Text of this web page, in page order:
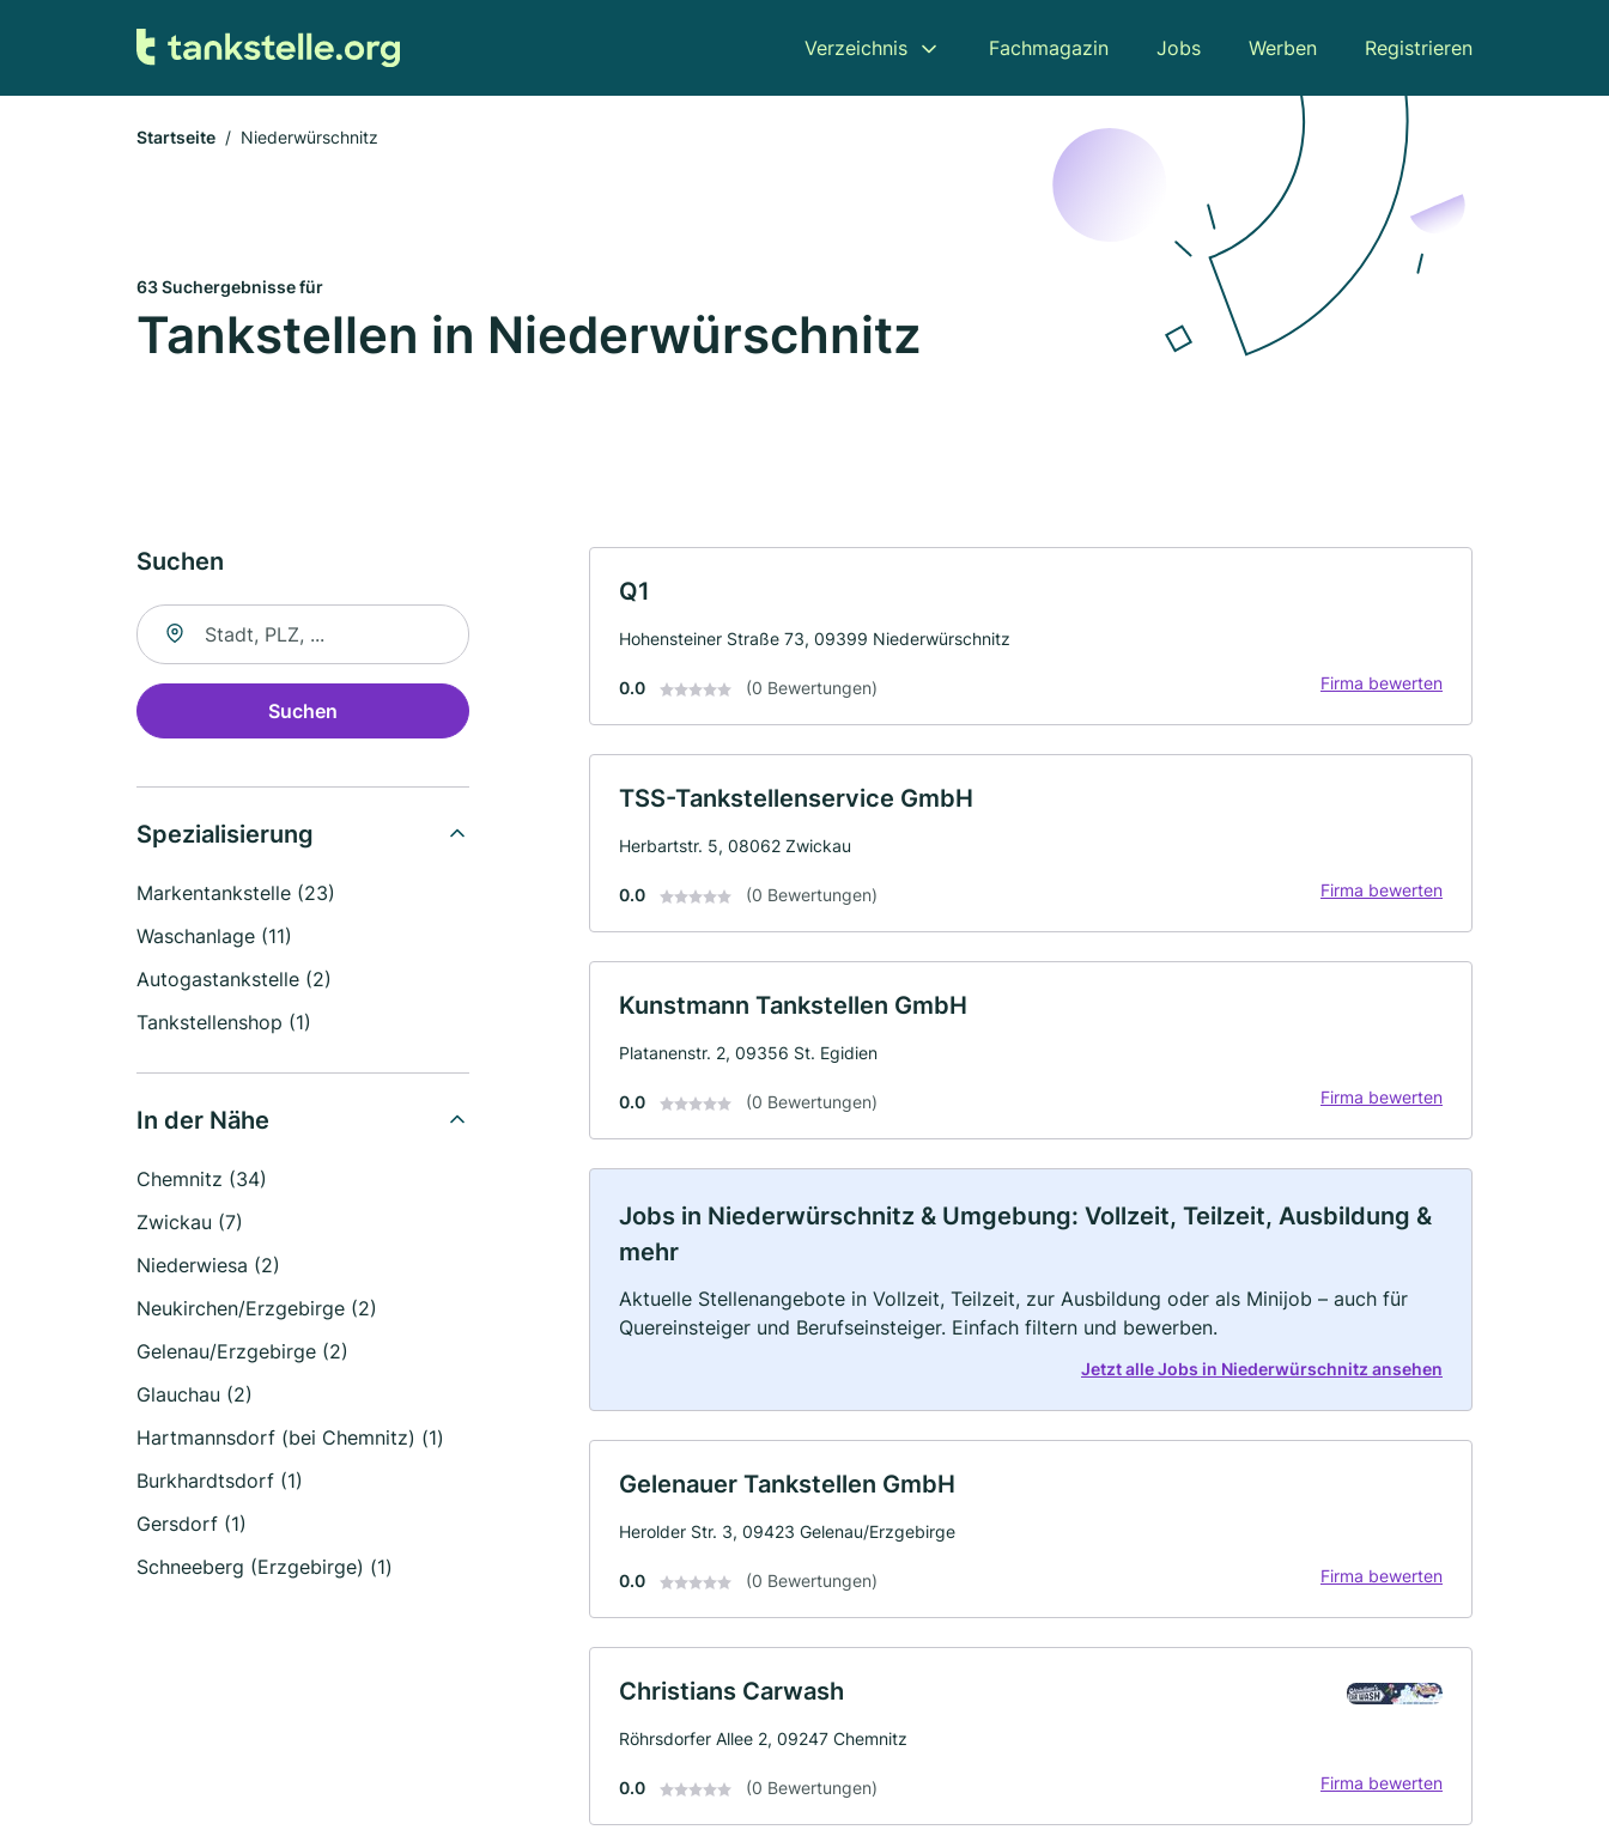
Verzeichnis Fachmagazin Jobs Werben Registrieren
Startseite Niederwürschnitz
63 Suchergebnisse für
Tankstellen in Niederwürschnitz
Suchen
Suche nach Ort
Suchen
Spezialisierung
Markentankstelle (23)
Waschanlage (11)
Autogastankstelle (2)
Tankstellenshop (1)
In der Nähe
Chemnitz (34)
Zwickau (7)
Niederwiesa (2)
Neukirchen/Erzgebirge (2)
Gelenau/Erzgebirge (2)
Glauchau (2)
Hartmannsdorf (bei Chemnitz) (1)
Burkhardtsdorf (1)
Gersdorf (1)
Schneeberg (Erzgebirge) (1)
Q1
Hohensteiner Straße 73, 09399 Niederwürschnitz
0.0 (0 Bewertungen) Firma bewerten
TSS-Tankstellenservice GmbH
Herbartstr. 5, 08062 Zwickau
0.0 (0 Bewertungen) Firma bewerten
Kunstmann Tankstellen GmbH
Platanenstr. 2, 09356 St. Egidien
0.0 (0 Bewertungen) Firma bewerten
Jobs in Niederwürschnitz & Umgebung: Vollzeit, Teilzeit, Ausbildung &
mehr
Aktuelle Stellenangebote in Vollzeit, Teilzeit, zur Ausbildung oder als Minijob – auch für
Quereinsteiger und Berufseinsteiger. Einfach filtern und bewerben.
Jetzt alle Jobs in Niederwürschnitz ansehen
Gelenauer Tankstellen GmbH
Herolder Str. 3, 09423 Gelenau/Erzgebirge
0.0 (0 Bewertungen) Firma bewerten
Christians Carwash
Röhrsdorfer Allee 2, 09247 Chemnitz
0.0 (0 Bewertungen) Firma bewerten